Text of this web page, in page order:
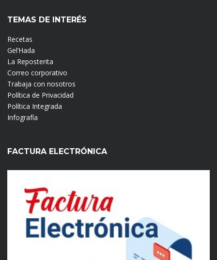
TEMAS DE INTERÉS
Recetas
Gel’Hada
La Reposterita
Correo corporativo
Trabaja con nosotros
Política de Privacidad
Política Integrada
Infografía
FACTURA ELECTRÓNICA